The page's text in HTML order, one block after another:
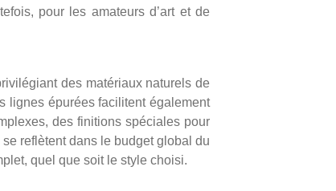
pour les amateurs d’art et de
des matériaux naturels de
lignes épurées facilitent également
des finitions spéciales pour
reflètent dans le budget global du
quel que soit le style choisi.